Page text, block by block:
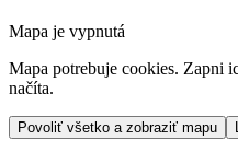
Mapa je vypnutá
Mapa potrebuje cookies. Zapni
načíta.
Povoliť všetko a zobraziť mapu